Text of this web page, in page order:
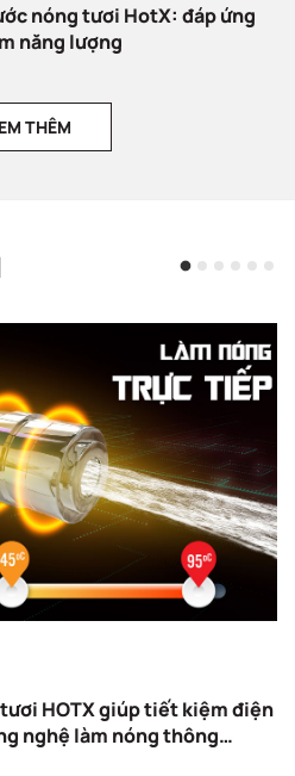
nóng tươi HotX: đáp ứng
năng lượng
THÊM
HOTX giúp tiết kiệm điện
nghệ làm nóng thông